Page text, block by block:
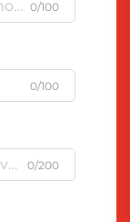
0/100
0/100
0/200